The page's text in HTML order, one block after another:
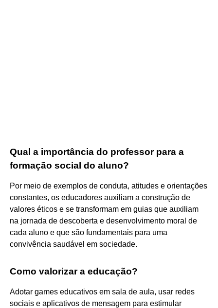
Qual a importância do professor para a
formação social do aluno?
Por meio de exemplos de conduta, atitudes e orientações
constantes, os educadores auxiliam a construção de
valores éticos e se transformam em guias que auxiliam
na jornada de descoberta e desenvolvimento moral de
cada aluno e que são fundamentais para uma
convivência saudável em sociedade.
Como valorizar a educação?
Adotar games educativos em sala de aula, usar redes
sociais e aplicativos de mensagem para estimular